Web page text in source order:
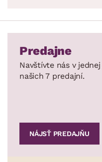
Predajne
Navštívte nás v jednej
našich 7 predajní.
NÁJSŤ PREDAJŇU